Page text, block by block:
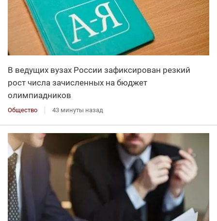
В ведущих вузах России зафиксирован резкий
рост числа зачисленных на бюджет
олимпиадников
Общество 43 минуты назад